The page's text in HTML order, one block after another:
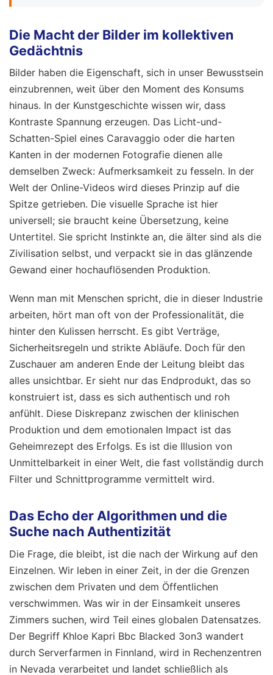
Die Macht der Bilder im kollektiven
Gedächtnis
Bilder haben die Eigenschaft, sich in unser Bewusstsein
einzubrennen, weit über den Moment des Konsums
hinaus. In der Kunstgeschichte wissen wir, dass
Kontraste Spannung erzeugen. Das Licht-und-
Schatten-Spiel eines Caravaggio oder die harten
Kanten in der modernen Fotografie dienen alle
demselben Zweck: Aufmerksamkeit zu fesseln. In der
Welt der Online-Videos wird dieses Prinzip auf die
Spitze getrieben. Die visuelle Sprache ist hier
universell; sie braucht keine Übersetzung, keine
Untertitel. Sie spricht Instinkte an, die älter sind als die
Zivilisation selbst, und verpackt sie in das glänzende
Gewand einer hochauflösenden Produktion.
Wenn man mit Menschen spricht, die in dieser Industrie
arbeiten, hört man oft von der Professionalität, die
hinter den Kulissen herrscht. Es gibt Verträge,
Sicherheitsregeln und strikte Abläufe. Doch für den
Zuschauer am anderen Ende der Leitung bleibt das
alles unsichtbar. Er sieht nur das Endprodukt, das so
konstruiert ist, dass es sich authentisch und roh
anfühlt. Diese Diskrepanz zwischen der klinischen
Produktion und dem emotionalen Impact ist das
Geheimrezept des Erfolgs. Es ist die Illusion von
Unmittelbarkeit in einer Welt, die fast vollständig durch
Filter und Schnittprogramme vermittelt wird.
Das Echo der Algorithmen und die
Suche nach Authentizität
Die Frage, die bleibt, ist die nach der Wirkung auf den
Einzelnen. Wir leben in einer Zeit, in der die Grenzen
zwischen dem Privaten und dem Öffentlichen
verschwimmen. Was wir in der Einsamkeit unseres
Zimmers suchen, wird Teil eines globalen Datensatzes.
Der Begriff Khloe Kapri Bbc Blacked 3on3 wandert
durch Serverfarmen in Finnland, wird in Rechenzentren
in Nevada verarbeitet und landet schließlich als